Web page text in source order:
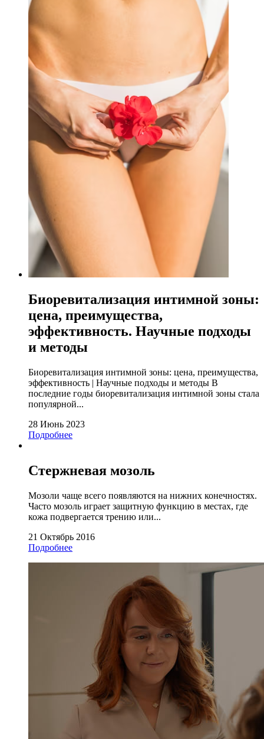
Биоревитализация интимной зоны:
цена, преимущества,
эффективность. Научные подходы
и методы
Биоревитализация интимной зоны: цена, преимущества,
эффективность | Научные подходы и методы В
последние годы биоревитализация интимной зоны стала
популярной...
28 Июнь 2023
Подробнее
Стержневая мозоль
Мозоли чаще всего появляются на нижних конечностях.
Часто мозоль играет защитную функцию в местах, где
кожа подвергается трению или...
21 Октябрь 2016
Подробнее